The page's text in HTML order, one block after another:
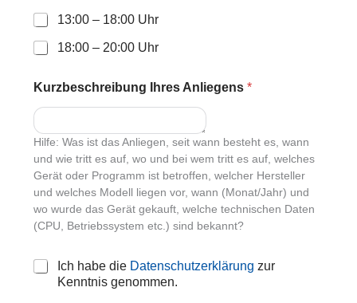
13:00 – 18:00 Uhr
18:00 – 20:00 Uhr
Kurzbeschreibung Ihres Anliegens *
Hilfe: Was ist das Anliegen, seit wann besteht es, wann
und wie tritt es auf, wo und bei wem tritt es auf, welches
Gerät oder Programm ist betroffen, welcher Hersteller
und welches Modell liegen vor, wann (Monat/Jahr) und
wo wurde das Gerät gekauft, welche technischen Daten
(CPU, Betriebssystem etc.) sind bekannt?
D
Ich habe die Datenschutzerklärung zur
Kenntnis genommen.